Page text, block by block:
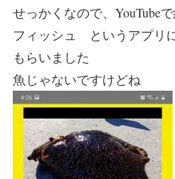
せっかくなので、YouTube
フィッシュ というアプリ
もらいました
魚じゃないですけどね